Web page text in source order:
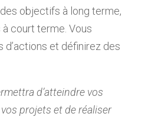
objectifs à long terme,
court terme. Vous
d’actions et définirez des
d’atteindre vos
projets et de réaliser